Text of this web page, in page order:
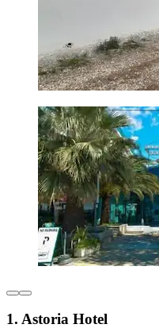
1. Astoria Hotel